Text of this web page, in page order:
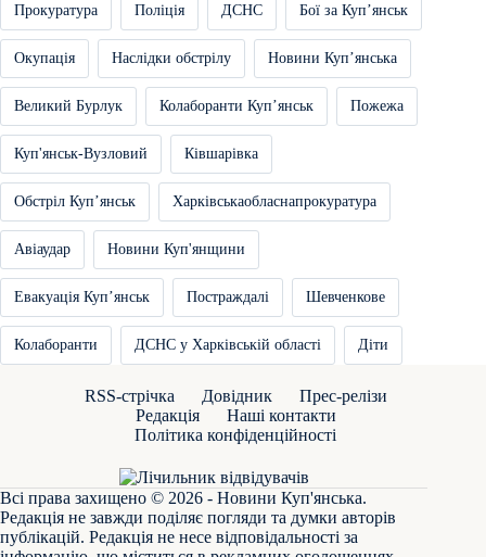
Прокуратура Поліція ДСНС Бої за Купʼянськ
Окупація Наслідки обстрілу Новини Купʼянська
Великий Бурлук Колаборанти Купʼянськ Пожежа
Куп'янськ-Вузловий Ківшарівка
Обстріл Купʼянськ Харківськаобласнапрокуратура
Авіаудар Новини Куп'янщини
Евакуація Купʼянськ Постраждалі Шевченкове
Колаборанти ДСНС у Харківській області Діти
RSS-стрічка Довідник
Прес-релізи
Редакція
Наші контакти
Політика конфіденційності
Всі права захищено © 2026 - Новини Куп'янська.
Редакція не завжди поділяє погляди та думки авторів
публікацій. Редакція не несе відповідальності за